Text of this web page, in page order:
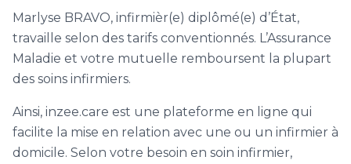
Marlyse BRAVO, infirmièr(e) diplômé(e) d’État,
travaille selon des tarifs conventionnés. L’Assurance
Maladie et votre mutuelle remboursent la plupart
des soins infirmiers.
Ainsi, inzee.care est une plateforme en ligne qui
facilite la mise en relation avec une ou un infirmier à
domicile. Selon votre besoin en soin infirmier,